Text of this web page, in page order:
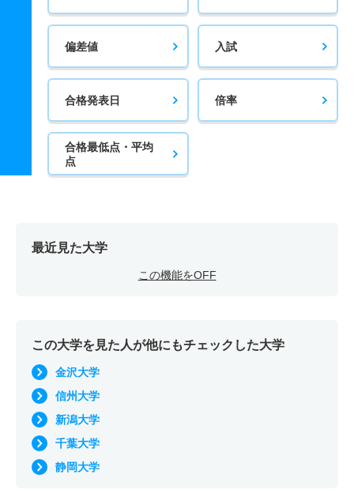
偏差値 入試
合格発表日 倍率
合格最低点・平均
点
最近見た大学
この機能をOFF
この大学を見た人が他にもチェックした大学
金沢大学
信州大学
新潟大学
千葉大学
静岡大学